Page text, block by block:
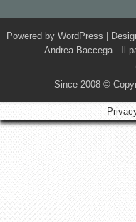
Powered by WordPress |
Andrea Baccega Il
Since 2008 ©